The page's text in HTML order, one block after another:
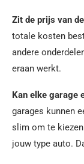
Zit de prijs van
totale kosten
andere
eraan werkt.
Kan elke garage
garages kunnen
slim om te
jouw type auto.